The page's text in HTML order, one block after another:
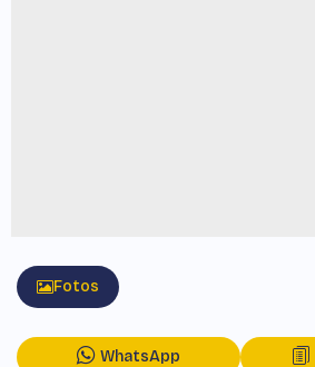
Fotos
WhatsApp